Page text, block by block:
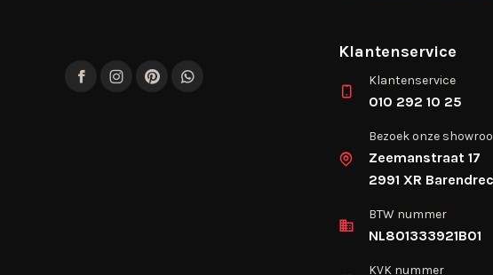
FacebookInstagram
PinterestWhatsApp
Klantenservice
Klantenservice
010 292 10 25
Bezoek onze
Zeemanstraat 17
2991 XR
BTW nummer
NL801333921B01
KVK nummer